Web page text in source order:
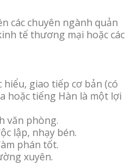
các chuyên ngành quản
tế thương mại hoặc các
giao tiếp cơ bản (có
hoặc tiếng Hàn là một lợi
văn phòng.
lập, nhạy bén.
phán tốt.
xuyên.